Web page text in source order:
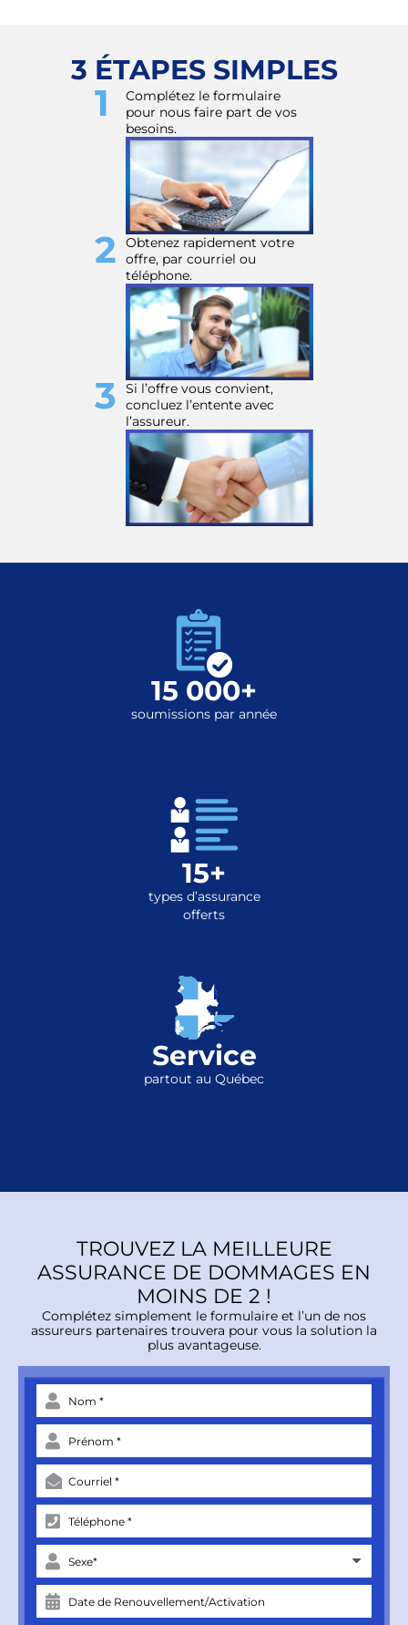
3 ÉTAPESSIMPLES
Complétez le formulaire
pour nous faire part de vos
besoins.
Obtenez rapidement votre
offre, par courriel ou
téléphone.
Si l’offre vous convient,
concluez l’entente avec
l’assureur.
15 000+
soumissions par année
15+
types d’assurance
offerts
Service
partout au Québec
TROUVEZ LA MEILLEURE
ASSURANCE DE DOMMAGES EN
MOINS DE 2 !
Complétez simplement le formulaire et l’un de nos
assureurs partenaires trouvera pour vous la solution la
plus avantageuse.